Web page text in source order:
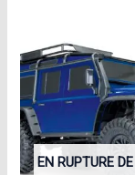
EN RUPTURE